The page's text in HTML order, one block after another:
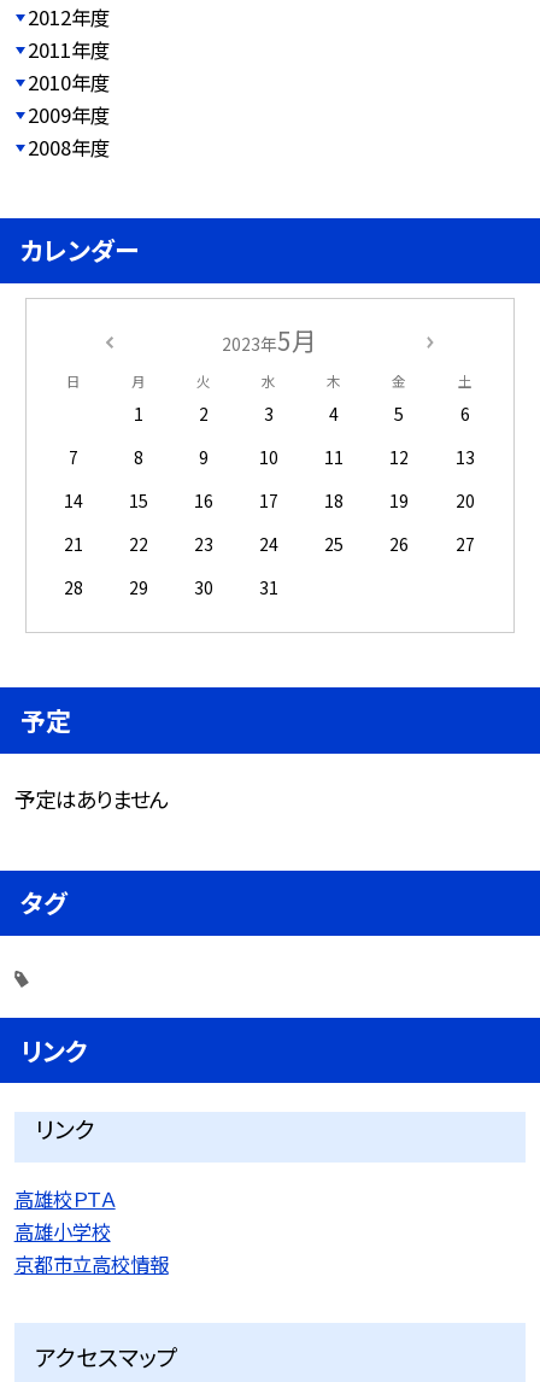
2012年度
2011年度
2010年度
2009年度
2008年度
カレンダー
2023年5月
日 月 火 水 木 金 土
1 2 3 4 5
6
7
8 9 10 11 12
13
14
15 16 17 18 19
20
21
22 23 24 25 26
27
28
29 30 31
予定
予定はありません
タグ
リンク
リンク
高雄校ＰＴＡ
高雄小学校
京都市立高校情報
アクセスマップ